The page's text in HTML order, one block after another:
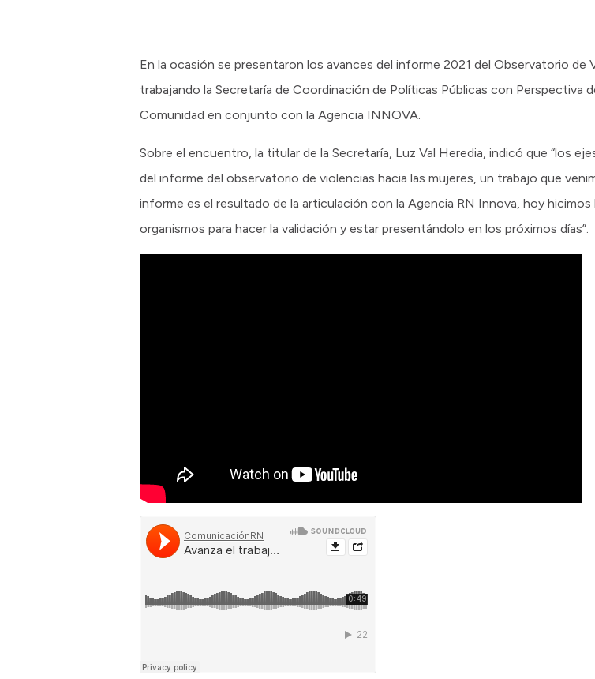
En la ocasión se presentaron los avances del informe 2021 del Observatorio de
trabajando la Secretaría de Coordinación de Políticas Públicas con Perspectiva
Comunidad en conjunto con la Agencia INNOVA.
Sobre el encuentro, la titular de la Secretaría, Luz Val Heredia, indicó que “los
del informe del observatorio de violencias hacia las mujeres, un trabajo que
informe es el resultado de la articulación con la Agencia RN Innova, hoy
organismos para hacer la validación y estar presentándolo en los próximos días”.